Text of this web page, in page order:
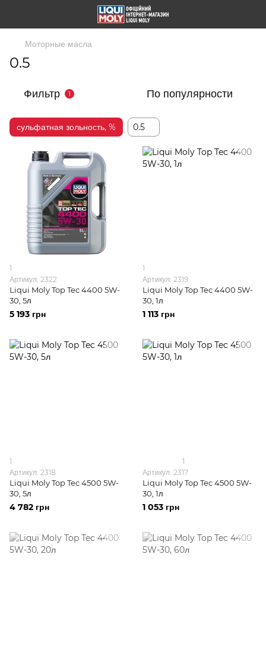
Моторные масла
0.5
Фильтр 1 По популярности
сульфатная зольность, % 0.5
1
Артикул: 2322
Liqui Moly Top Tec 4400 5W-
30, 5л
5 193 грн
1
Артикул: 2319
Liqui Moly Top Tec 4400 5W-
30, 1л
1 113 грн
1
Артикул: 2318
Liqui Moly Top Tec 4500 5W-
30, 5л
4 782 грн
1
Артикул: 2317
Liqui Moly Top Tec 4500 5W-
30, 1л
1 053 грн